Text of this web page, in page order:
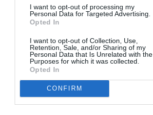
I want to opt-out of processing my
Personal Data for Targeted Advertising.
Opted In
I want to opt-out of Collection, Use,
Retention, Sale, and/or Sharing of my
Personal Data that Is Unrelated with the
Purposes for which it was collected.
Opted In
CONFIRM
Ακολουθήστε το Culturenow.gr
Σχετικά Άρθρα